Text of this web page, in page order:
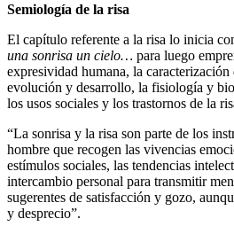
Semiología de la risa
El capítulo referente a la risa lo inicia
una sonrisa un cielo… para luego
expresividad humana, la caracterización
evolución y desarrollo, la fisiología y
los usos sociales y los trastornos de la
“La sonrisa y la risa son parte de los
hombre que recogen las vivencias
estímulos sociales, las tendencias
intercambio personal para transmitir
sugerentes de satisfacción y gozo,
y desprecio”.